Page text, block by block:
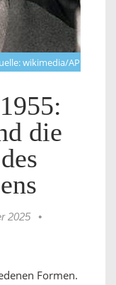
wikimedia/AP
die
2025
•
Formen.